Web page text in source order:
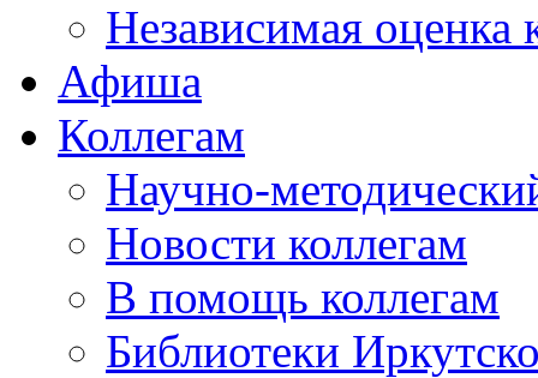
Независимая оценка
Афиша
Коллегам
Научно-
Новости коллегам
В помощь коллегам
Библиотеки